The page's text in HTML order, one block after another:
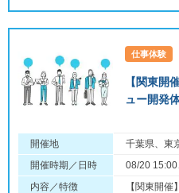
仕事体験
【関東開
ュー開発
開催地
千葉県、東
開催時期／日時
08/20
内容／特徴
【関東開